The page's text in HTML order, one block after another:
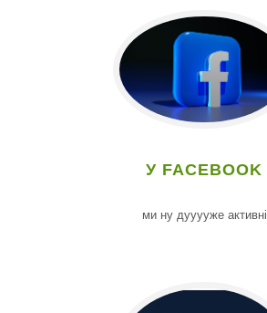
У FACEBOOK
ми ну дууууже активні